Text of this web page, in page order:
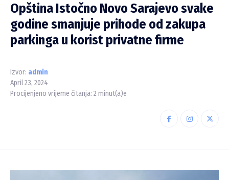
Оpština Istočno Novo Sarajevo svake
godine smanjuje prihode od zakupa
parkinga u korist privatne firme
Izvor: admin
April 23, 2024
Procijenjeno vrijeme čitanja: 2 minut(a)e